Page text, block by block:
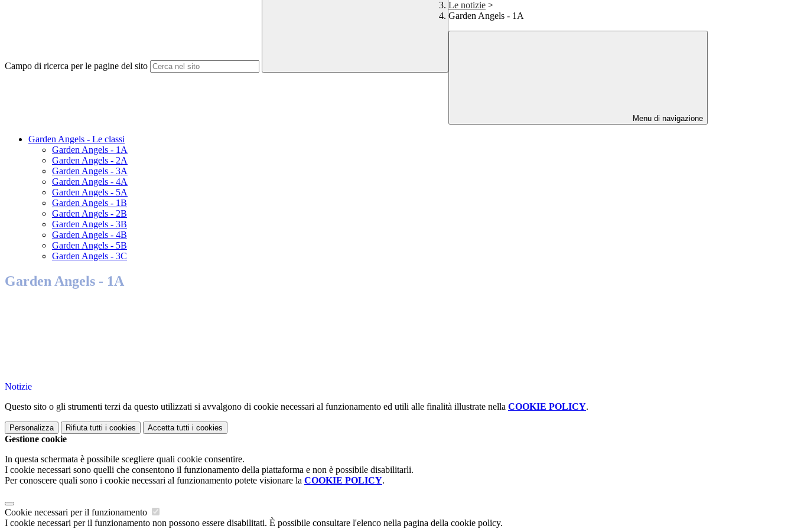
Campo di ricerca per le pagine del sito
Le notizie >
Garden Angels - 1A
Menu di navigazione
Garden Angels - Le classi
Garden Angels - 1A
Garden Angels - 2A
Garden Angels - 3A
Garden Angels - 4A
Garden Angels - 5A
Garden Angels - 1B
Garden Angels - 2B
Garden Angels - 3B
Garden Angels - 4B
Garden Angels - 5B
Garden Angels - 3C
Garden Angels - 1A
Notizie
Questo sito o gli strumenti terzi da questo utilizzati si avvalgono di cookie necessari al funzionamento ed utili alle finalità illustrate nella COOKIE POLICY.
Personalizza Rifiuta tutti i cookies Accetta tutti i cookies
Gestione cookie
In questa schermata è possibile scegliere quali cookie consentire.
I cookie necessari sono quelli che consentono il funzionamento della piattaforma e non è possibile disabilitarli.
Per conoscere quali sono i cookie necessari al funzionamento potete visionare la COOKIE POLICY.
Cookie necessari per il funzionamento
I cookie necessari per il funzionamento non possono essere disabilitati. È possibile consultare l'elenco nella pagina della cookie policy.